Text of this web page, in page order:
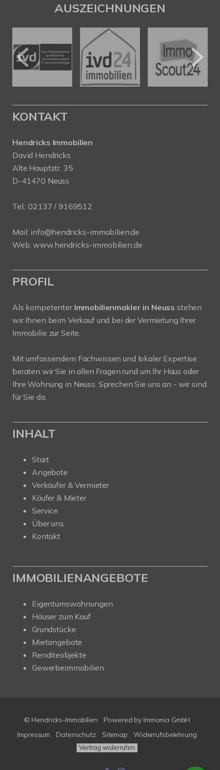
AUSZEICHNUNGEN
KONTAKT
Hendricks Immobilien
David Hendricks
Alte Hauptstr. 35
D-41470 Neuss
Tel.: 02137 / 9169512
Mail: info@hendricks-immobilien.de
Web:www.hendricks-immobilien.de
PROFIL
Als kompetenter Immobilienmakler in Neuss stehen
wir Ihnen beim Verkauf und bei der Vermietung Ihrer
Immobilie zur Seite.
Mit umfassendem Fachwissen und lokaler Expertise
beraten wir Sie in allen Fragen rund um Ihr Haus oder
Ihre Wohnung in Neuss. Sprechen Sie uns an - wir sind
für Sie da.
INHALT
Start
Angebote
Verkäufer & Vermieter
Käufer & Mieter
Service
Über uns
Kontakt
IMMOBILIENANGEBOTE
Eigentumswohnungen
Häuser zum Kauf
Grundstücke
Mietangebote
Renditeobjekte
Gewerbeimmobilien
© Hendricks-Immobilien
Powered by Immonia GmbH
Impressum
Datenschutz Sitemap Widerrufsbelehrung
Vertrag widerrufen